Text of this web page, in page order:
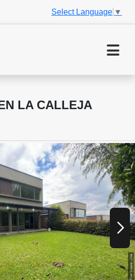
Select Language ▼
LA CALLEJA